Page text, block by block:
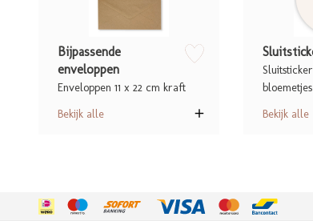
zet op verlanglijstje
Bijpassende
enveloppen
Enveloppen 11 x 22 cm kraft
Bekijk alle
bloemetjes
Bekijk alle